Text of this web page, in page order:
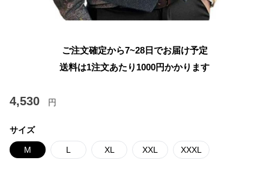
ご注文確定から7~28日でお届け予定
送料は1注文あたり 1000円かかります
4,530 円
サイズ
M L XL XXL XXXL